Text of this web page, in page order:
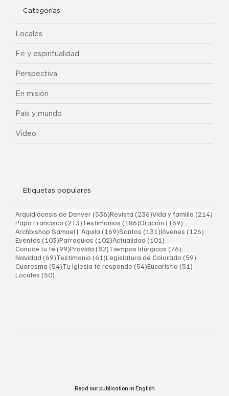
Categorías
Locales
Fe y espiritualidad
Perspectiva
En misión
País y mundo
Video
Etiquetas populares
Arquidiócesis de Denver(536)536 entradas
Revista (236)236 entradas
Vida y familia (214)
Papa Francisco (213)213 entradas
Testimonios (186)186 entradas
Oración (169)
Archbishop Samuel J. Aquila (169)169 entradas
Santos (131)131 entradas
Jóvenes (126)
Eventos (103)103 entradas
Parroquias (102)102 entradas
Actualidad (101)
Conoce tu fe (99)99 entradas
Provida (82)82 entradas
Tiempos litúrgicos (76)
Navidad (69)69 entradas
Testimonio (61)61 entradas
Legislatura de Colorado (59)
Cuaresma (54)54 entradas
Tu Iglesia te responde (54)54 entradas
Eucaristía (51)
Locales (50)
Read our publication in English